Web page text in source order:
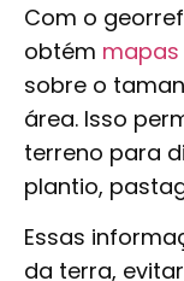
Com o
obtém
sobre o
área. Isso
terreno para
plantio,
Essas
da terra,